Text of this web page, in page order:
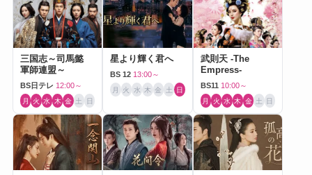
三国志～司馬懿
軍師連盟～
BS日テレ 12:00～
月 火 水 木 金 土 日
星より輝く君へ
BS 12 13:00～
月 火 水 木 金 土 日
武則天 -The
Empress-
BS11 10:00～
月 火 水 木 金 土 日